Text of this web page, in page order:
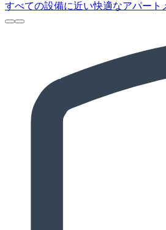
すべての設備に近い快適なアパート